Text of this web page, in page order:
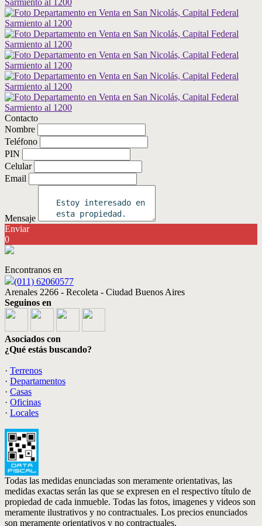
Contacto
Nombre
Teléfono
PIN
Celular
Email
Mensaje
Enviar
0
Encontranos en
(011) 62060577
Arenales 2266 - Recoleta - Ciudad Buenos Aires
Seguinos en
Asociados con
¿Qué estás buscando?
· Terrenos
· Departamentos
· Casas
· Oficinas
· Locales
Todas las medidas enunciadas son meramente orientativas, las
medidas exactas serán las que se expresen en el respectivo título de
propiedad de cada inmueble. Todas las fotos, imagenes y videos son
meramente ilustrativos y no contractuales. Los precios enunciados
son meramente orientativos y no contractuales.